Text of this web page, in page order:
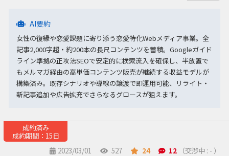
AI要約
女性の復縁や恋愛課題に寄り添う恋愛特化Webメディア事業。全
記事2,000字超・約200本の長尺コンテンツを蓄積。Googleガイド
ライン準拠の正攻法SEOで安定的に検索流入を確保し、半放置で
もメルマガ経由の高単価コンテンツ販売が継続する収益モデルが
構築済み。既存シナリオや導線の譲渡で即運用可能、リライト・
新記事追加や広告拡充でさらなるグロースが狙えます。
成約済み
成約期間：15日
2023/03/01
527 24 12 （交渉中 : - ）